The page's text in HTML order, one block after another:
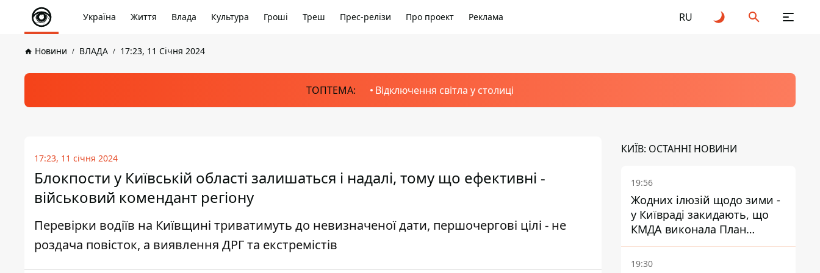
Україна Життя Влада Культура Гроші Треш Прес-релізи Про проект Реклама RU
Новини ВЛАДА 17:23, 11 Січня 2024
ТОПТЕМА: Відключення світла у столиці
17:23, 11 січня 2024
Блокпости у Київській області залишаться і надалі, тому що ефективні -
військовий комендант регіону
Перевірки водіїв на Київщині триватимуть до невизначеної дати, першочергові цілі - не
роздача повісток, а виявлення ДРГ та екстремістів
КИЇВ: ОСТАННІ НОВИНИ
19:56
Жодних ілюзій щодо зими -
у Київраді закидають, що
КМДА виконала План
стійкості на 20%
19:30